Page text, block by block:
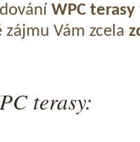
WPC terasy
Vám zcela
terasy: